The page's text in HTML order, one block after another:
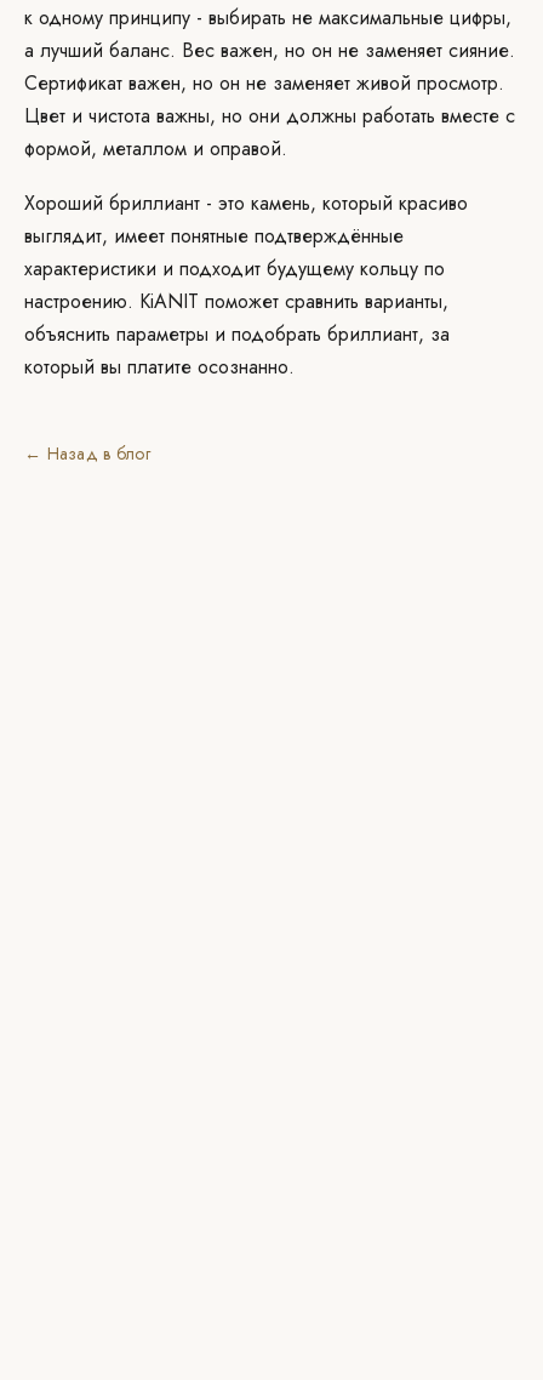
к одному принципу - выбирать не максимальные цифры,
а лучший баланс. Вес важен, но он не заменяет сияние.
Сертификат важен, но он не заменяет живой просмотр.
Цвет и чистота важны, но они должны работать вместе с
формой, металлом и оправой.
Хороший бриллиант - это камень, который красиво
выглядит, имеет понятные подтверждённые
характеристики и подходит будущему кольцу по
настроению. KiANIT поможет сравнить варианты,
объяснить параметры и подобрать бриллиант, за
который вы платите осознанно.
← Назад в блог